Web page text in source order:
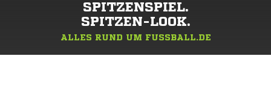
SPITZENSPIEL.
SPITZEN-LOOK.
ALLES RUND UM FUSSBALL.DE